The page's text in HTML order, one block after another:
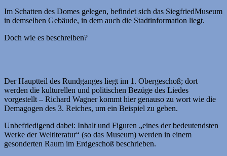
Im Schatten des Domes gelegen, befindet sich das SiegfriedMuseum
in demselben Gebäude, in dem auch die Stadtinformation liegt.
Doch wie es beschreiben?
Der Hauptteil des Rundganges liegt im 1. Obergeschoß; dort
werden die kulturellen und politischen Bezüge des Liedes
vorgestellt – Richard Wagner kommt hier genauso zu wort wie die
Demagogen des 3. Reiches, um ein Beispiel zu geben.
Unbefriedigend dabei: Inhalt und Figuren „eines der bedeutendsten
Werke der Weltlteratur“ (so das Museum) werden in einem
gesonderten Raum im Erdgeschoß beschrieben.